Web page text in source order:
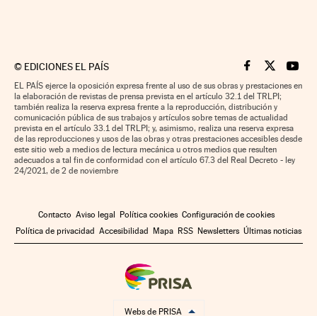
© EDICIONES EL PAÍS Cinco Días en
Cinco Días
Cinco
EL PAÍS ejerce la oposición expresa frente al uso de sus obras y prestaciones en
la elaboración de revistas de prensa prevista en el artículo 32.1 del TRLPI;
también realiza la reserva expresa frente a la reproducción, distribución y
comunicación pública de sus trabajos y artículos sobre temas de actualidad
prevista en el artículo 33.1 del TRLPI; y, asimismo, realiza una reserva expresa
de las reproducciones y usos de las obras y otras prestaciones accesibles desde
este sitio web a medios de lectura mecánica u otros medios que resulten
adecuados a tal fin de conformidad con el artículo 67.3 del Real Decreto - ley
24/2021, de 2 de noviembre
Contacto Aviso legal Política cookies Configuración de cookies
Política de privacidad Accesibilidad Mapa RSS Newsletters Últimas noticias
Webs de PRISA